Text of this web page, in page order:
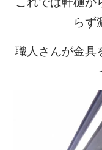
らず
職人さんが金具